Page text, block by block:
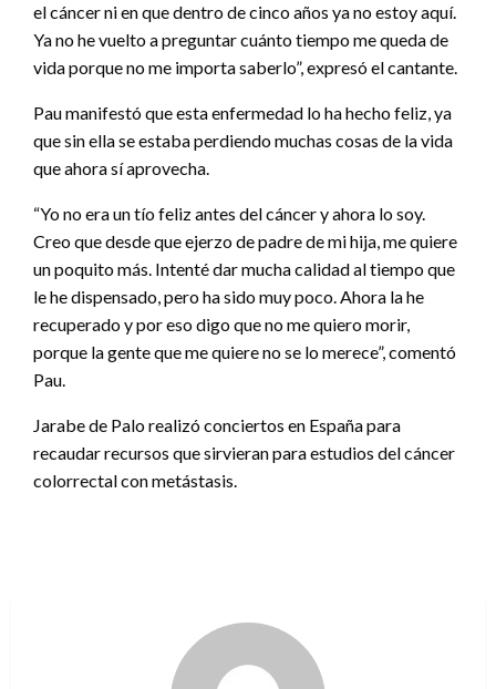
el cáncer ni en que dentro de cinco años ya no estoy aquí.
Ya no he vuelto a preguntar cuánto tiempo me queda de
vida porque no me importa saberlo”, expresó el cantante.
Pau manifestó que esta enfermedad lo ha hecho feliz, ya
que sin ella se estaba perdiendo muchas cosas de la vida
que ahora sí aprovecha.
“Yo no era un tío feliz antes del cáncer y ahora lo soy.
Creo que desde que ejerzo de padre de mi hija, me quiere
un poquito más. Intenté dar mucha calidad al tiempo que
le he dispensado, pero ha sido muy poco. Ahora la he
recuperado y por eso digo que no me quiero morir,
porque la gente que me quiere no se lo merece”, comentó
Pau.
Jarabe de Palo realizó conciertos en España para
recaudar recursos que sirvieran para estudios del cáncer
colorrectal con metástasis.